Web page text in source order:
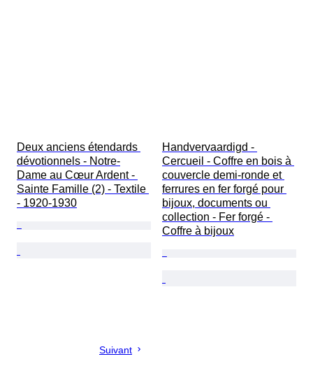
Deux anciens étendards
dévotionnels - Notre-
Dame au Cœur Ardent -
Sainte Famille (2) - Textile
- 1920-1930
Handvervaardigd -
Cercueil - Coffre en bois à
couvercle demi-ronde et
ferrures en fer forgé pour
bijoux, documents ou
collection - Fer forgé -
Coffre à bijoux
Suivant